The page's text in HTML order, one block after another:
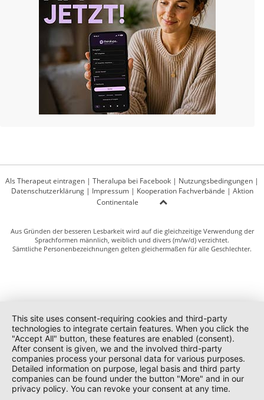
Als Therapeut eintragen | Theralupa bei Facebook | Nutzungsbedingungen |
Datenschutzerklärung| Impressum| Kooperation Fachverbände | Aktion
Continentale
Aus Gründen der besseren Lesbarkeit wird auf die gleichzeitige Verwendung der
Sprachformen männlich, weiblich und divers (m/w/d) verzichtet.
Sämtliche Personenbezeichnungen gelten gleichermaßen für alle Geschlechter.
This site uses consent-requiring cookies and third-party
technologies to integrate certain features. When you click the
"Accept All" button, these features are enabled (consent).
After consent is given, we and the involved third-party
companies process your personal data for various purposes.
Detailed information on purpose, legal basis and third party
companies can be found under the button "More" and in our
privacy policy. You can revoke your consent at any time.